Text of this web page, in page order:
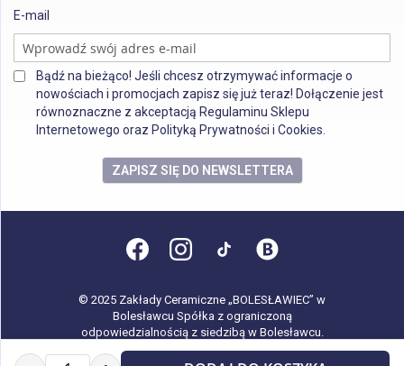
E-mail
Bądź na bieżąco! Jeśli chcesz otrzymywać informacje o
nowościach i promocjach zapisz się już teraz! Dołączenie jest
równoznaczne z akceptacją Regulaminu Sklepu
Internetowego oraz Polityką Prywatności i Cookies.
ZAPISZ SIĘ DO NEWSLETTERA
© 2025 Zakłady Ceramiczne „BOLESŁAWIEC” w
Bolesławcu Spółka z ograniczoną
odpowiedzialnością z siedzibą w Bolesławcu.
Wszystkie prawa zastrzeżone.